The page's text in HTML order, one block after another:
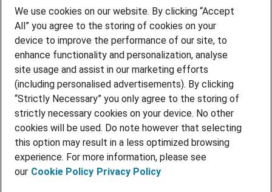
Jobber du allerede i
Adecco Select?
La oss samarbeide om rekrutteringen
og finne din neste kollega.
Logg inn
We use cookies on our website. By clicking “Accept
All” you agree to the storing of cookies on your
device to improve the performance of our site, to
enhance functionality and personalization, analyse
site usage and assist in our marketing efforts
(including personalised advertisements). By clicking
“Strictly Necessary” you only agree to the storing of
strictly necessary cookies on your device. No other
cookies will be used. Do note however that selecting
this option may result in a less optimized browsing
experience. For more information, please see
our Cookie Policy Privacy Policy